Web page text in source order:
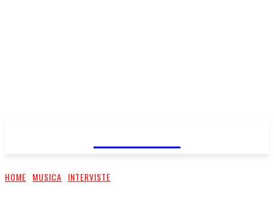
HOME MUSICA INTERVISTE